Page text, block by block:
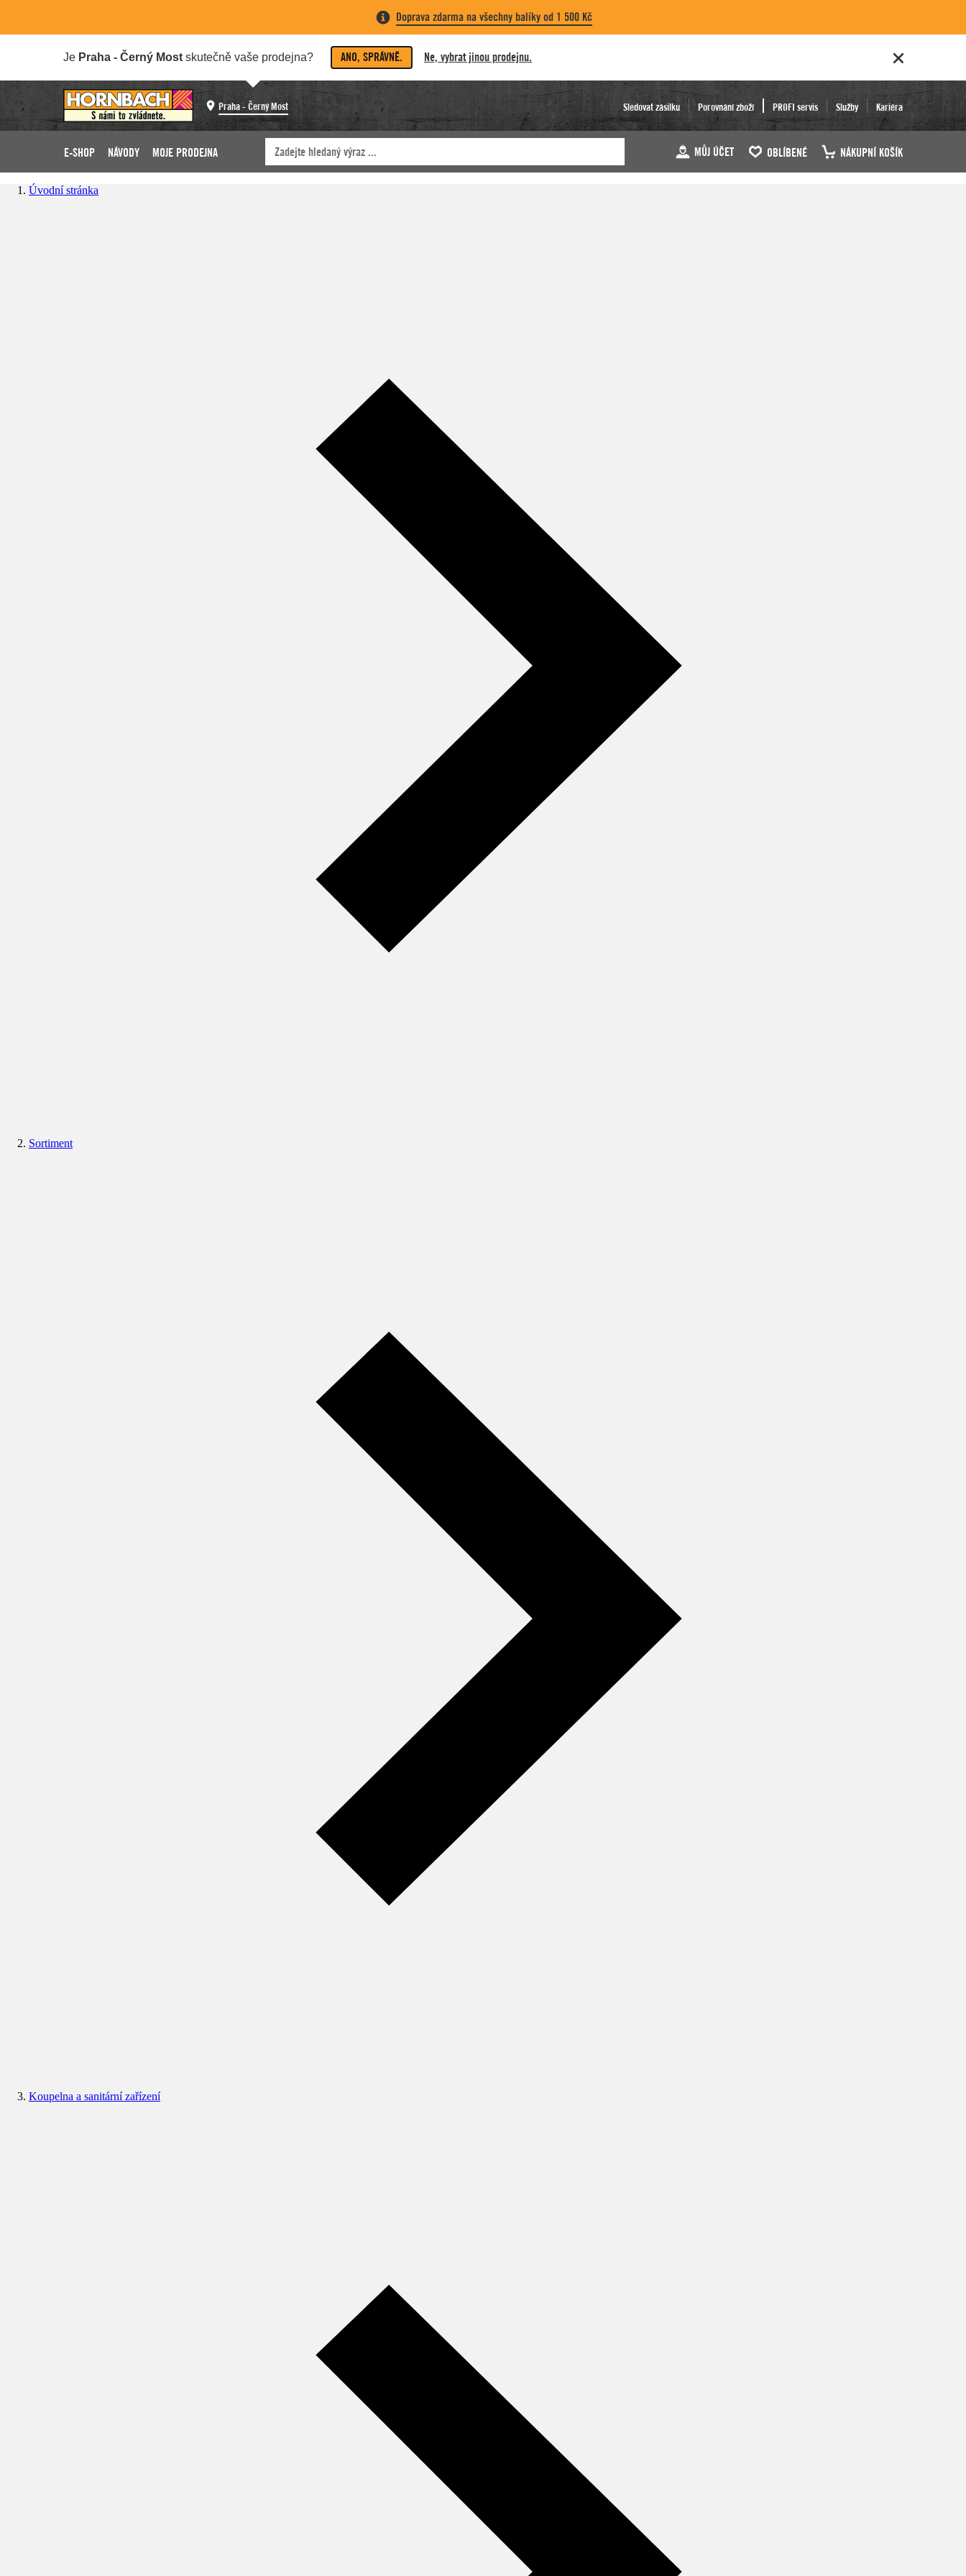
Doprava zdarma na všechny balíky od 1 500 Kč
Je Praha - Černý Most skutečně vaše prodejna? ANO, SPRÁVNĚ. Ne, vybrat jinou prodejnu.
Praha - Černý Most Sledovat zásilku Porovnání zboží PROFI servis Služby Kariéra
E-SHOP NÁVODY MOJE PRODEJNA MŮJ ÚČET OBLÍBENÉ NÁKUPNÍ KOŠÍK
Úvodní stránka
Sortiment
Koupelna a sanitární zařízení